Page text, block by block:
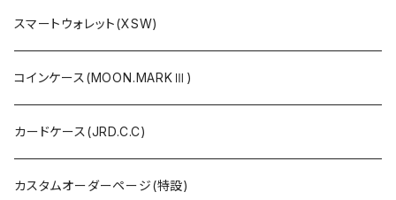
スマートウォレット(XSW)
コインケース(MOON.MARKⅢ)
カードケース(JRD.C.C)
カスタムオーダーページ(特設)